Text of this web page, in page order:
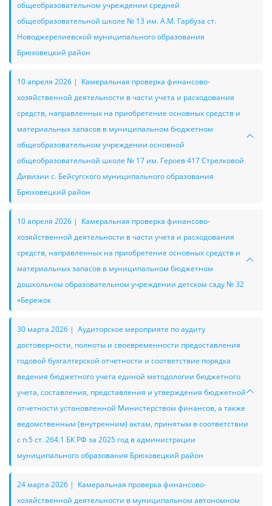
общеобразовательном учреждении средней
общеобразовательной школе № 13 им. А.М. Гарбуза ст.
Новоджерелиевской муниципального образования
Брюховецкий район
10 апреля 2026 | Камеральная проверка финансово-
хозяйственной деятельности в части учета и расходования
средств, направленных на приобретение основных средств и
материальных запасов в муниципальном бюджетном
общеобразовательном учреждении основной
общеобразовательной школе № 17 им. Героев 417 Стрелковой
Дивизии с. Бейсугского муниципального образования
Брюховецкий район
10 апреля 2026 | Камеральная проверка финансово-
хозяйственной деятельности в части учета и расходования
средств, направленных на приобретение основных средств и
материальных запасов в муниципальном бюджетном
дошкольном образовательном учреждении детском саду № 32
«Бережок
30 марта 2026 | Аудиторское мероприяте по аудиту
достоверности, полноты и своевременности предоставления
годовой бухгалтерской отчетности и соответствие порядка
ведения бюджетного учета единой методологии бюджетного
учета, составления, представления и утверждения бюджетной
отчетности установленной Министерством финансов, а также
ведомственным (внутренним) актам, принятым в соответствии
с п.5 ст. 264.1 БК РФ за 2025 год в администрации
муниципального образования Брюховецкий район
24 марта 2026 | Камеральная проверка финансово-
хозяйственной деятельности в муниципальном автономном